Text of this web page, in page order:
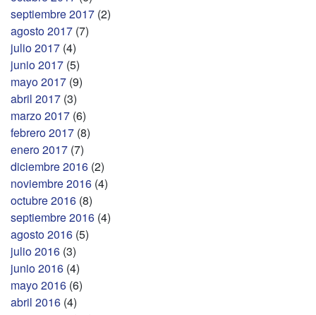
septiembre 2017 (2)
agosto 2017 (7)
julio 2017 (4)
junio 2017 (5)
mayo 2017 (9)
abril 2017 (3)
marzo 2017 (6)
febrero 2017 (8)
enero 2017 (7)
diciembre 2016 (2)
noviembre 2016 (4)
octubre 2016 (8)
septiembre 2016 (4)
agosto 2016 (5)
julio 2016 (3)
junio 2016 (4)
mayo 2016 (6)
abril 2016 (4)